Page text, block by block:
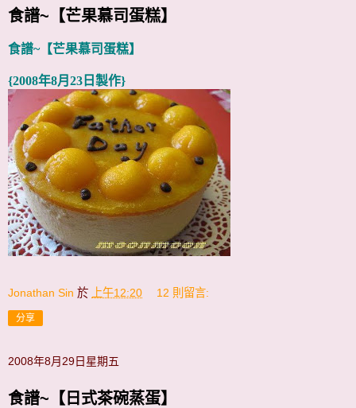
食譜~【芒果慕司蛋糕】
食譜~【芒果慕司蛋糕】
{2008年8月23日製作}
Jonathan Sin 於 上午12:20 12 則留言:
分享
2008年8月29日星期五
食譜~【日式茶碗蒸蛋】